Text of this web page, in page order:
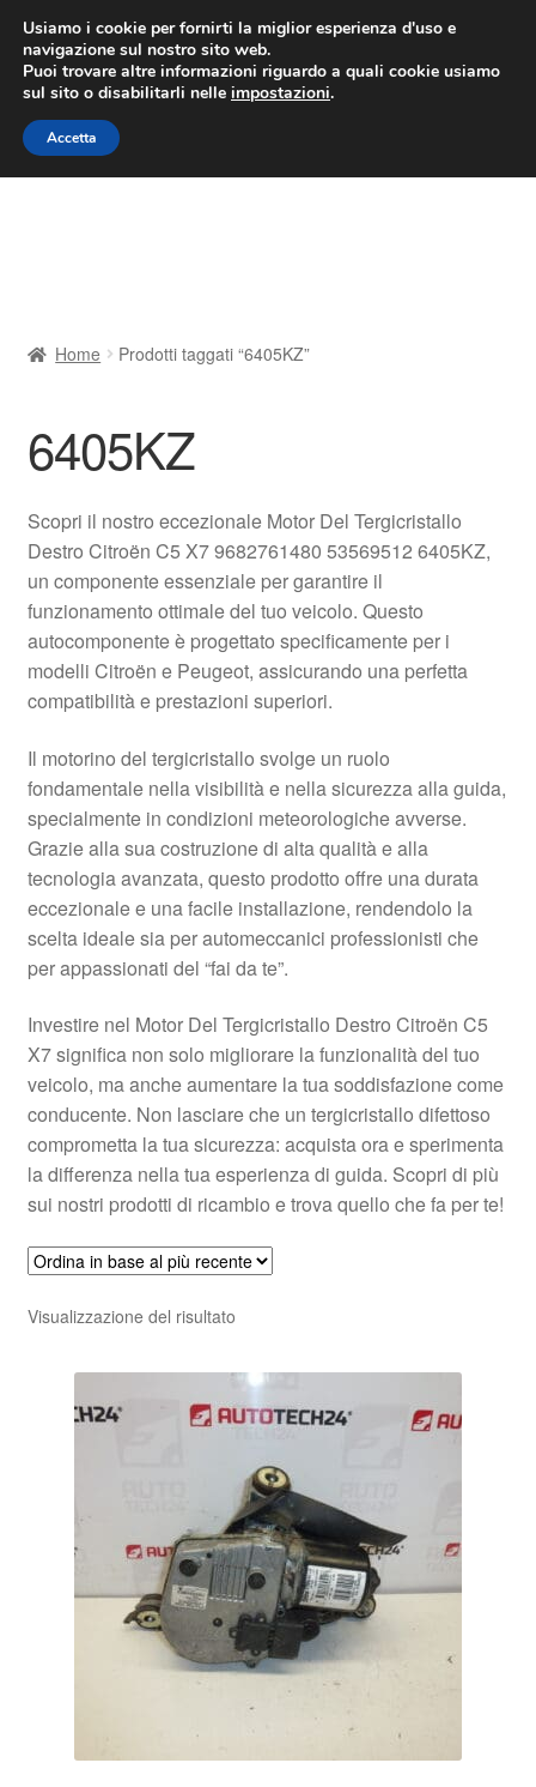
CONSEGNA da 7 EUR
Lun-Ven 9:00 - 16:00/800 580 290
Vai
alla
navigazione
Vai
al
contenuto
Contatto
Il mio account
Pagamenti
Politica sulla riservatezza
Procedura di Reclamo
Registratore di cassa
Rimostranza
Spedizione in tutto il mondo
Termini e condizioni
Home Prodotti taggati “6405KZ”
6405KZ
Scopri il nostro eccezionale Motor Del Tergicristallo
Destro Citroën C5 X7 9682761480 53569512 6405KZ,
un componente essenziale per garantire il
funzionamento ottimale del tuo veicolo. Questo
autocomponente è progettato specificamente per i
modelli Citroën e Peugeot, assicurando una perfetta
compatibilità e prestazioni superiori.
Il motorino del tergicristallo svolge un ruolo
fondamentale nella visibilità e nella sicurezza alla guida,
specialmente in condizioni meteorologiche avverse.
Grazie alla sua costruzione di alta qualità e alla
tecnologia avanzata, questo prodotto offre una durata
eccezionale e una facile installazione, rendendolo la
scelta ideale sia per automeccanici professionisti che
per appassionati del “fai da te”.
Investire nel Motor Del Tergicristallo Destro Citroën C5
X7 significa non solo migliorare la funzionalità del tuo
veicolo, ma anche aumentare la tua soddisfazione come
conducente. Non lasciare che un tergicristallo difettoso
comprometta la tua sicurezza: acquista ora e sperimenta
la differenza nella tua esperienza di guida. Scopri di più
sui nostri prodotti di ricambio e trova quello che fa per te!
Visualizzazione del risultato
Usiamo i cookie per fornirti la miglior esperienza d'uso e
navigazione sul nostro sito web.
Puoi trovare altre informazioni riguardo a quali cookie usiamo
sul sito o disabilitarli nelle impostazioni.
Accetta